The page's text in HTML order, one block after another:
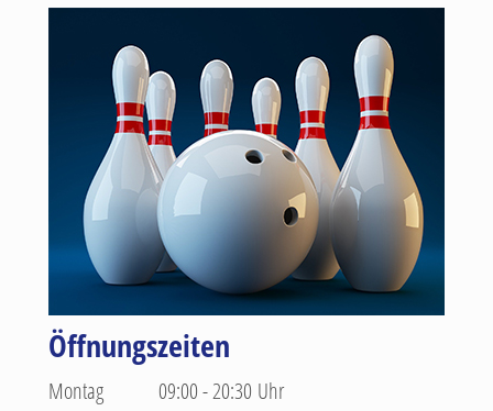
Öffnungszeiten
Montag
09:00 - 20:30 Uhr